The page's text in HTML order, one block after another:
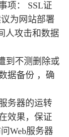
项： SSL证
为网站部署
人攻击和数据
到不测删除或
据备份 ，确
务器的运转
效果，保证
Web服务器